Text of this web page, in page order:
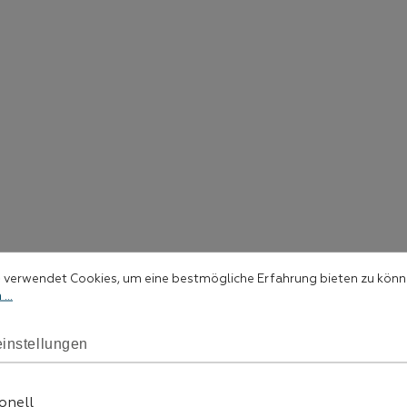
Cookies, um eine bestmögliche Erfahrung bieten zu können.
verwendet Cookies, um eine bestmögliche Erfahrung bieten zu